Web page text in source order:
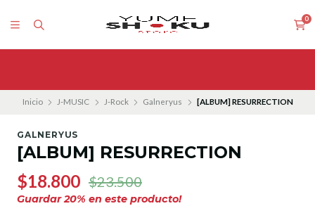
0
Inicio J-MUSIC J-Rock Galneryus [ALBUM] RESURRECTION
GALNERYUS
[ALBUM] RESURRECTION
$18.800 $23.500
Guardar20% en este producto!